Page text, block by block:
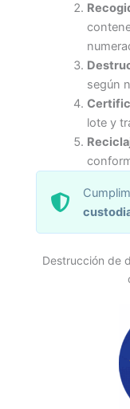
según
lote y
Destrucción de